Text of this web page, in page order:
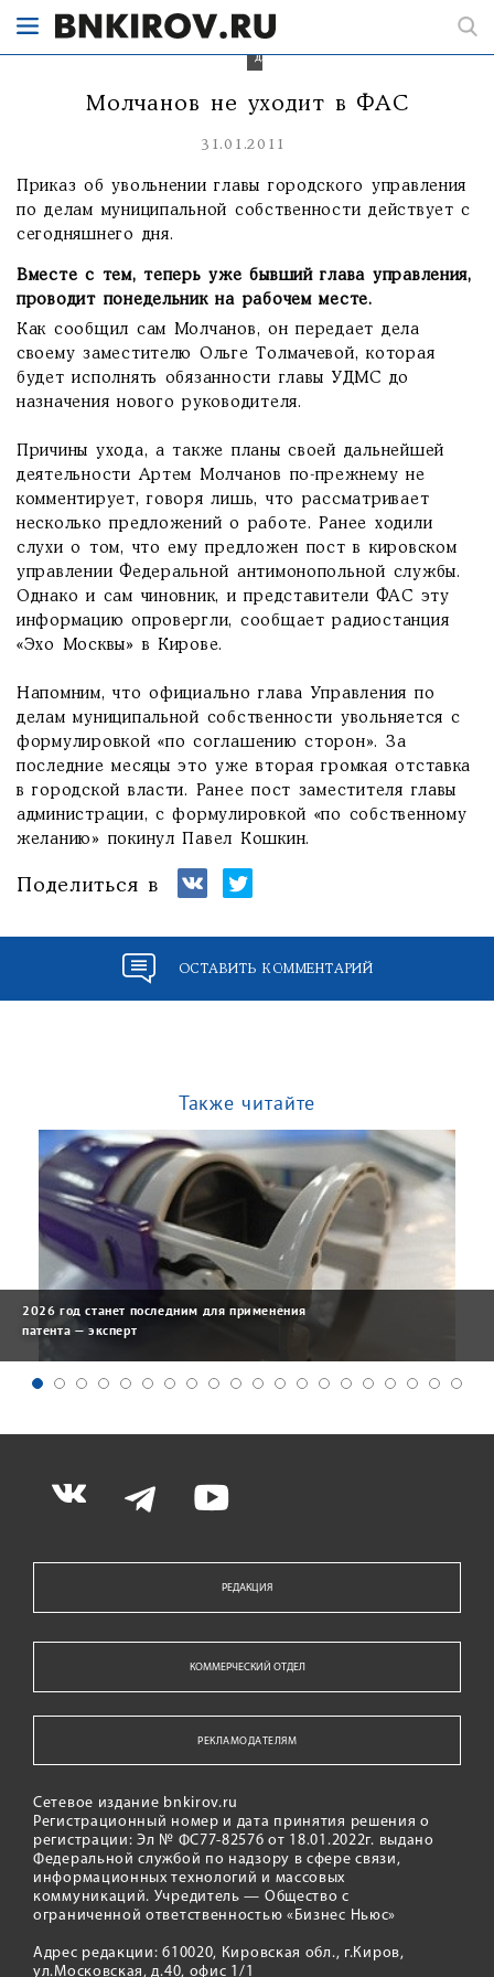
сегодняшнего
дня.
Молчанов не уходит в ФАС
31.01.2011
Приказ об увольнении главы городского управления
по делам муниципальной собственности действует с
сегодняшнего дня.
Вместе с тем, теперь уже бывший глава управления,
проводит понедельник на рабочем месте.
Как сообщил сам Молчанов, он передает дела
своему заместителю Ольге Толмачевой, которая
будет исполнять обязанности главы УДМС до
назначения нового руководителя.
Причины ухода, а также планы своей дальнейшей
деятельности Артем Молчанов по-прежнему не
комментирует, говоря лишь, что рассматривает
несколько предложений о работе. Ранее ходили
слухи о том, что ему предложен пост в кировском
управлении Федеральной антимонопольной службы.
Однако и сам чиновник, и представители ФАС эту
информацию опровергли, сообщает радиостанция
«Эхо Москвы» в Кирове.
Напомним, что официально глава Управления по
делам муниципальной собственности увольняется с
формулировкой «по соглашению сторон». За
последние месяцы это уже вторая громкая отставка
в городской власти. Ранее пост заместителя главы
администрации, с формулировкой «по собственному
желанию» покинул Павел Кошкин.
Поделиться в
ОСТАВИТЬ КОММЕНТАРИЙ
Также читайте
2026 год станет последним для применения
патента — эксперт
РЕДАКЦИЯ
КОММЕРЧЕСКИЙ ОТДЕЛ
РЕКЛАМОДАТЕЛЯМ
Сетевое издание bnkirov.ru
Регистрационный номер и дата принятия решения о
регистрации: Эл № ФС77-82576 от 18.01.2022г. выдано
Федеральной службой по надзору в сфере связи,
информационных технологий и массовых
коммуникаций. Учредитель — Общество с
ограниченной ответственностью «Бизнес Ньюс»
Адрес редакции: 610020, Кировская обл., г.Киров,
ул.Московская, д.40, офис 1/1